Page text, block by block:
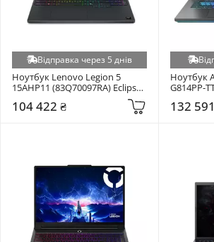
Відправка через 5 днів
Ноутбук Lenovo Legion 5
15AHP11 (83Q70097RA) Eclipse
104 422 ₴
Ноутбук
G814PP-
132